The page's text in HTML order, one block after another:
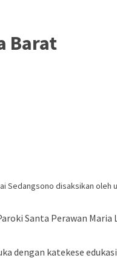
Barat
Sedangsono disaksikan oleh
Santa Perawan
dengan katekese